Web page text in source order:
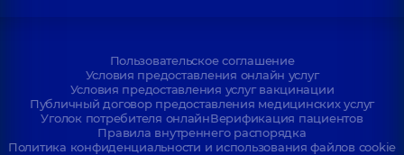
Пользовательское соглашение
Условия предоставления онлайн услуг
Условия предоставления услуг вакцинации
Публичный договор предоставления медицинских услуг
Уголок потребителя онлайнВерификация пациентов
Правила внутреннего распорядка
Политика конфиденциальности и использования файлов cookie